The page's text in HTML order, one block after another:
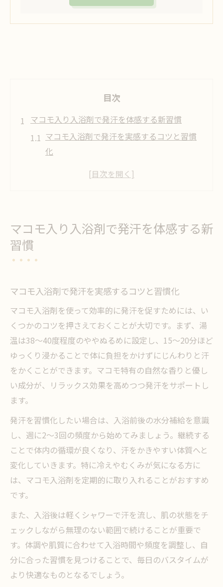
目次
マコモ入り入浴剤で発汗を体感する新習慣
マコモ入浴剤で発汗を実感するコツと習慣
化
入浴剤と発汗の関係をマコモで深掘り解説
ト
マコモの発汗作用で体質改善を目指す方法
発汗入浴剤とマコモの相乗効果を実感する
ポイント
マコモ入浴剤が発汗促進に有効な理由を解
説
発汗入浴剤ダイエット効果とマコモの関連
法
入浴剤で爽快発汗を目指すならマコモが鍵
マコモで顔からも爽快に汗をかく発汗入浴
発汗入浴剤ドンキやドラッグストアで選ぶ
マコモ発汗入浴剤の選び方と効果的な使い
方
マコモ入り入浴剤で発汗を体感する新
習慣
マコモ入浴剤で発汗を実感するコツと習慣化
マコモ入浴剤を使って効率的に発汗を促すためには、い
くつかのコツを押さえておくことが大切です。まず、湯
温は38〜40度程度のややぬるめに設定し、15〜20分ほど
ゆっくり浸かることで体に負担をかけずにじんわりと汗
をかくことができます。マコモ特有の自然な香りと優し
い成分が、リラックス効果を高めつつ発汗をサポートし
ます。
発汗を習慣化したい場合は、入浴前後の水分補給を意識
し、週に2〜3回の頻度から始めてみましょう。継続する
ことで体内の循環が良くなり、汗をかきやすい体質へと
変化していきます。特に冷えやむくみが気になる方に
は、マコモ入浴剤を定期的に取り入れることがおすすめ
です。
また、入浴後は軽くシャワーで汗を流し、肌の状態をチ
ェックしながら無理のない範囲で続けることが重要で
す。体調や肌質に合わせて入浴時間や頻度を調整し、自
分に合った習慣を見つけることで、毎日のバスタイムが
より快適なものとなるでしょう。